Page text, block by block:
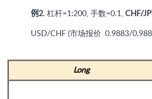
例2. 杠杆=1:200, 手数=0.1, CHF/
USD/CHF (市场报价 0.9883/
Long